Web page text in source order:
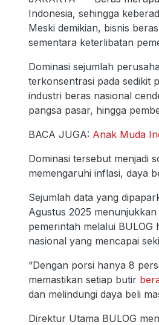
Indonesia, sehingga
Meski demikian, bisnis
sementara keterlibatan
Dominasi sejumlah
terkonsentrasi pada sedikit
industri beras nasional
pangsa pasar, hingga
BACA JUGA: Anak Muda
Dominasi tersebut menjadi
memengaruhi inflasi, daya
Sejumlah data yang
Agustus 2025
pemerintah melalui
nasional yang mencapai
“Dengan porsi hanya 8
memastikan setiap butir
dan melindungi daya beli
Direktur Utama BULOG